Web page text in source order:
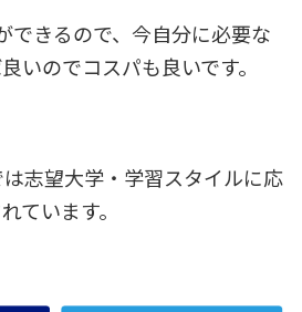
できるので、今自分に必要な
いのでコスパも良いです。
志望大学・学習スタイルに応
ています。